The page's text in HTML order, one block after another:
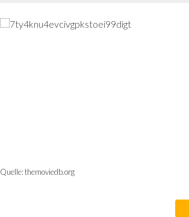
Quelle:themoviedb.org